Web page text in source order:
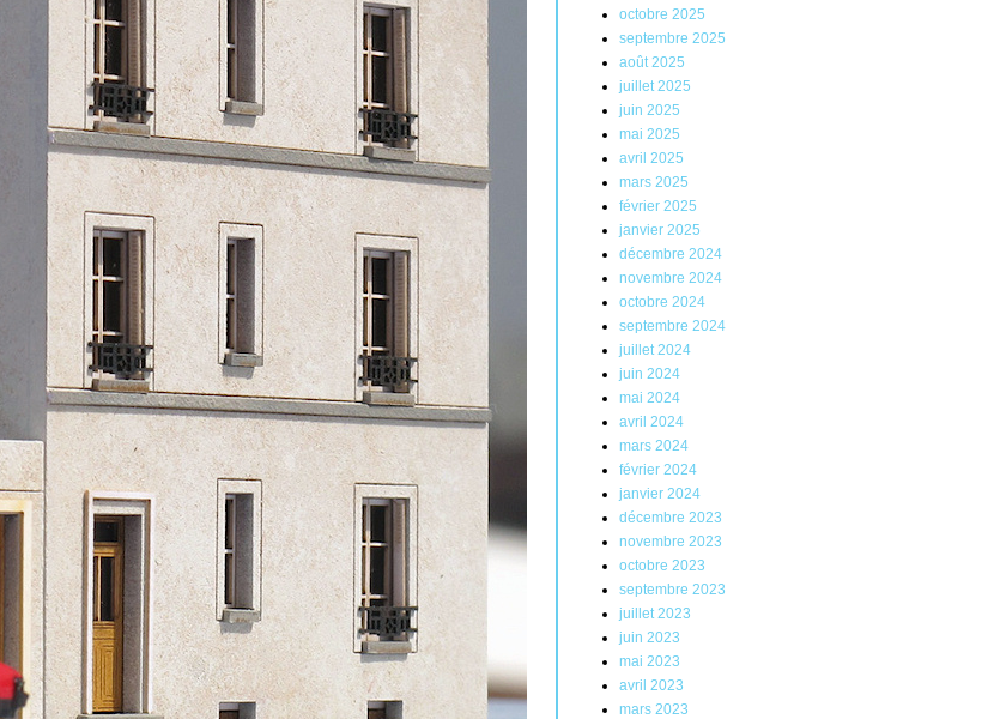
octobre 2025
septembre 2025
août 2025
juillet 2025
juin 2025
mai 2025
avril 2025
mars 2025
février 2025
janvier 2025
décembre 2024
novembre 2024
octobre 2024
septembre 2024
juillet 2024
juin 2024
mai 2024
avril 2024
mars 2024
février 2024
janvier 2024
décembre 2023
novembre 2023
octobre 2023
septembre 2023
juillet 2023
juin 2023
mai 2023
avril 2023
mars 2023